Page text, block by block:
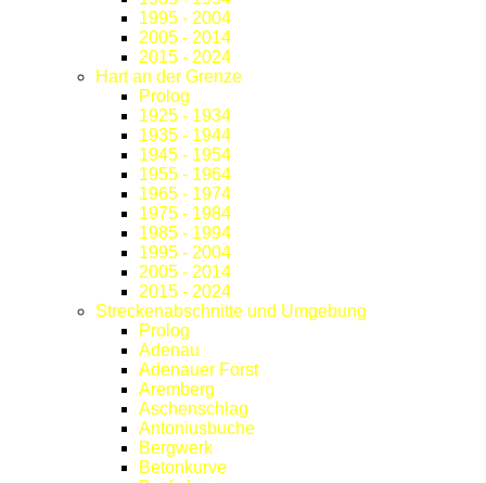
1995 - 2004
2005 - 2014
2015 - 2024
Hart an der Grenze
Prolog
1925 - 1934
1935 - 1944
1945 - 1954
1955 - 1964
1965 - 1974
1975 - 1984
1985 - 1994
1995 - 2004
2005 - 2014
2015 - 2024
Streckenabschnitte und Umgebung
Prolog
Adenau
Adenauer Forst
Aremberg
Aschenschlag
Antoniusbuche
Bergwerk
Betonkurve